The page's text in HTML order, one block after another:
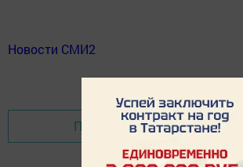
Новости СМИ2
Перейти на страницу новости